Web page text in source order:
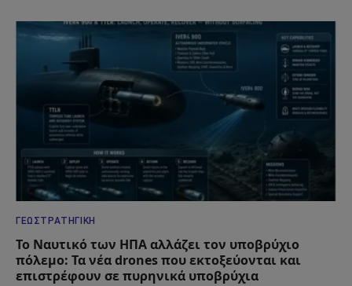
ΓΕΩΣΤΡΑΤΗΓΙΚΉ
Το Ναυτικό των ΗΠΑ αλλάζει τον υποβρύχιο
πόλεμο: Τα νέα drones που εκτοξεύονται και
επιστρέφουν σε πυρηνικά υποβρύχια